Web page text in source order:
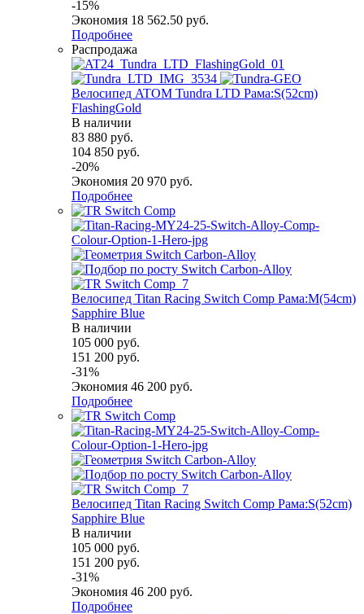
-15%
Экономия 18 562.50 руб.
Подробнее
Распродажа
Велосипед ATOM Tundra LTD Рама:S(52cm)
FlashingGold
В наличии
83 880 руб.
104 850 руб.
-20%
Экономия 20 970 руб.
Подробнее
Велосипед Titan Racing Switch Comp Рама:M(54cm)
Sapphire Blue
В наличии
105 000 руб.
151 200 руб.
-31%
Экономия 46 200 руб.
Подробнее
Велосипед Titan Racing Switch Comp Рама:S(52cm)
Sapphire Blue
В наличии
105 000 руб.
151 200 руб.
-31%
Экономия 46 200 руб.
Подробнее